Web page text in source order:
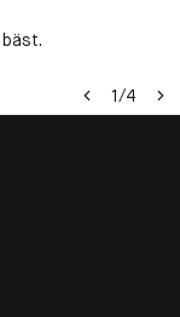
1/4